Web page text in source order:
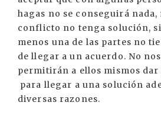
hagas no se conseguirá
conflicto no tenga solución,
menos una de las partes no
de llegar a un acuerdo. No
permitirán a ellos mismos dar
para llegar a una solución
diversas razones.